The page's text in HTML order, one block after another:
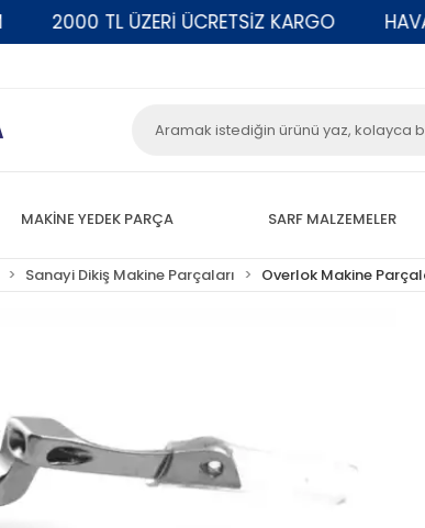
2000 TL ÜZERİ ÜCRETSİZ KARGO
MAKİNE YEDEK PARÇA SARF MALZEMELER
Sanayi Dikiş Makine Parçaları Overlok Makine